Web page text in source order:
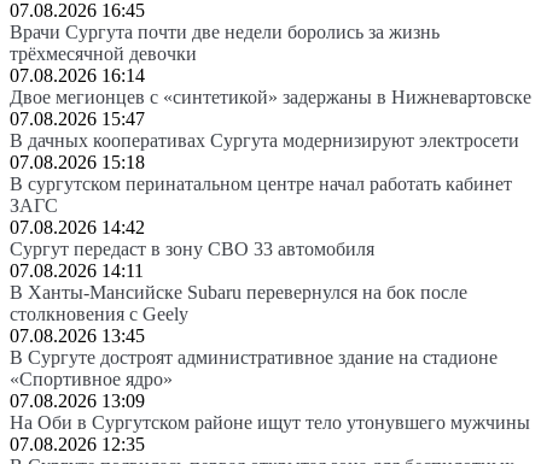
07.08.2026 16:45
Врачи Сургута почти две недели боролись за жизнь
трёхмесячной девочки
07.08.2026 16:14
Двое мегионцев с «синтетикой» задержаны в Нижневартовске
07.08.2026 15:47
В дачных кооперативах Сургута модернизируют электросети
07.08.2026 15:18
В сургутском перинатальном центре начал работать кабинет
ЗАГС
07.08.2026 14:42
Сургут передаст в зону СВО 33 автомобиля
07.08.2026 14:11
В Ханты-Мансийске Subaru перевернулся на бок после
столкновения с Geely
07.08.2026 13:45
В Сургуте достроят административное здание на стадионе
«Спортивное ядро»
07.08.2026 13:09
На Оби в Сургутском районе ищут тело утонувшего мужчины
07.08.2026 12:35